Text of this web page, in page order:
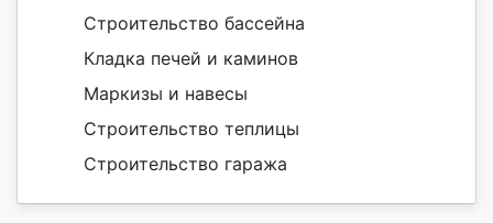
Строительство бассейна
Кладка печей и каминов
Маркизы и навесы
Строительство теплицы
Строительство гаража